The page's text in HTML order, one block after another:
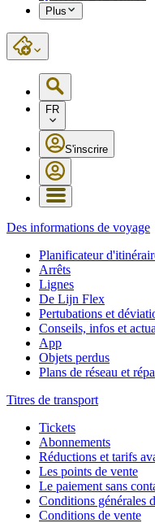
Plus
FR
S'inscrire
Des informations de voyage
Planificateur
Arrêts
Lignes
De Lijn Flex
Pertubations et
Conseils, infos et
App
Objets perdus
Plans de réseau et
Titres de transport
Tickets
Abonnements
Réductions et tarifs
Les points de vente
Le paiement sans
Conditions générales
Conditions de vente